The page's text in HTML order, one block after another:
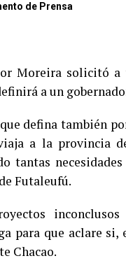
de Prensa
Moreira solicitó
a un
defina también
a la provincia
tantas
Futaleufú.
para que aclare
Chacao.